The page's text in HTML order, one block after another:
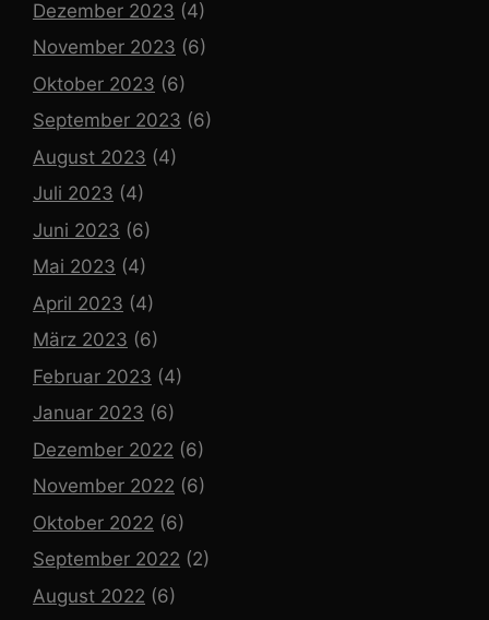
Dezember 2023 (4)
November 2023 (6)
Oktober 2023 (6)
September 2023 (6)
August 2023 (4)
Juli 2023 (4)
Juni 2023 (6)
Mai 2023 (4)
April 2023 (4)
März 2023 (6)
Februar 2023 (4)
Januar 2023 (6)
Dezember 2022 (6)
November 2022 (6)
Oktober 2022 (6)
September 2022 (2)
August 2022 (6)